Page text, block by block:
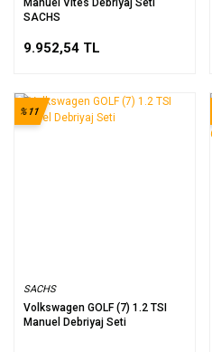
Manuel Vites Debriyaj Seti
SACHS
9.952,54 TL
SACHS
Volkswagen GOLF (7) 1.2 TSI
Manuel Debriyaj Seti
%11